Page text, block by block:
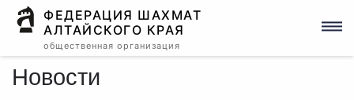
ФЕДЕРАЦИЯ ШАХМАТ
АЛТАЙСКОГО КРАЯ
общественная организация
Новости